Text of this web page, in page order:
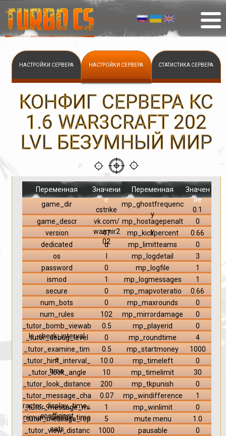
НАСТРОЙКИ СЕРВЕРА НАСТРОЙКИ СЕРВЕРА СТАТИСТИКА СЕРВЕРА
КОНФИГ СЕРВЕРА КС
1.6 WAR3CRAFT 202
LVL БЕЗУМНЫЙ МИР
Переменная
Значени
е
game_dir
cstrike
game_descr
vk.com/
warmir2
02
version
47
dedicated
d
os
password
0
ismod
1
secure
0
num_bots
0
num_rules
102
_tutor_bomb_viewab
le_check_interval
0.5
_tutor_debug_level
0
_tutor_examine_tim
e
0.5
_tutor_hint_interval_
time
10.0
_tutor_look_angle
10
_tutor_look_distance
200
_tutor_message_cha
racter_display_time_
coefficient
0.07
_tutor_message_mi
nimum_display_time
1
_tutor_message_rep
eats
5
_tutor_view_distanc
1000
Переменная
Значен
ие
mp_ghostfrequenc
y
0.1
mp_hostagepenalt
y
0
mp_kickpercent
0.66
mp_limitteams
0
mp_logdetail
3
mp_logfile
1
mp_logmessages
1
mp_mapvoteratio
0.66
mp_maxrounds
0
mp_mirrordamage
0
mp_playerid
0
mp_roundtime
4
mp_startmoney
1000
mp_timeleft
0
mp_timelimit
30
mp_tkpunish
0
mp_windifference
1
mp_winlimit
0
mute menu
1.0
pausable
0